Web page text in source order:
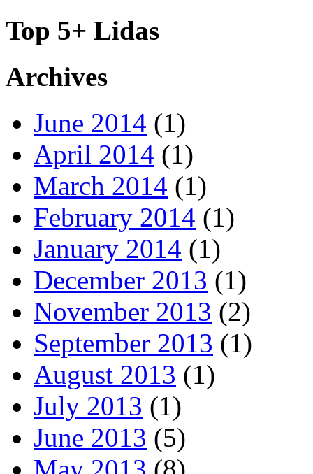
Top 5+ Lidas
Archives
June 2014 (1)
April 2014 (1)
March 2014 (1)
February 2014 (1)
January 2014 (1)
December 2013 (1)
November 2013 (2)
September 2013 (1)
August 2013 (1)
July 2013 (1)
June 2013 (5)